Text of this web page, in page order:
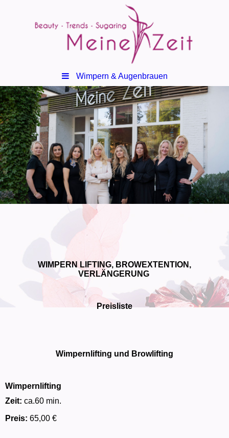
Wimpern & Augenbrauen
WIMPERN LIFTING, BROWEXTENTION,
VERLÄNGERUNG
Preisliste
Wimpernlifting und Browlifting
Wimpernlifting
Zeit: ca.60 min.
Preis: 65,00 €